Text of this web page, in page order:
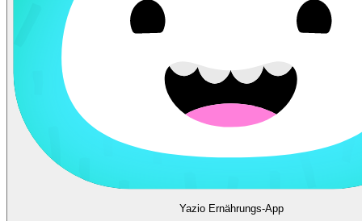
Yazio Ernährungs-App